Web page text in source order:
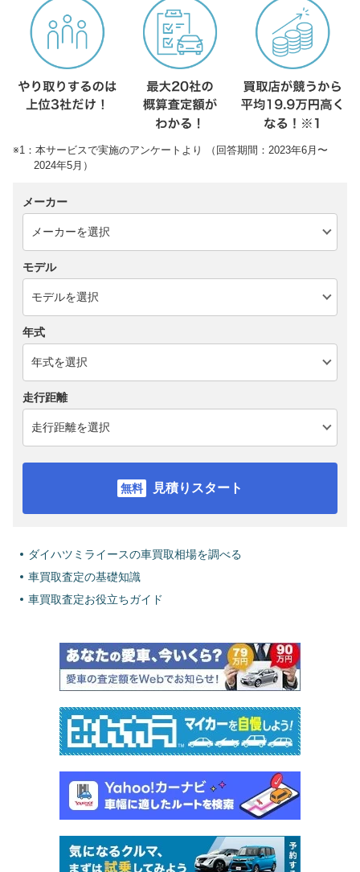
※1：本サービスで実施のアンケートより （回答期間：2023年6月〜
2024年5月）
メーカー
モデル
年式
走行距離
見積りスタート
ダイハツミライースの車買取相場を調べる
車買取査定の基礎知識
車買取査定お役立ちガイド